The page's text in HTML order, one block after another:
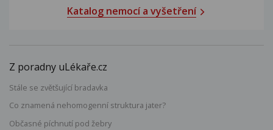
Katalog nemocí a vyšetření
Z poradny uLékaře.cz
Stále se zvětšující bradavka
Co znamená nehomogenní struktura jater?
Občasné píchnutí pod žebry